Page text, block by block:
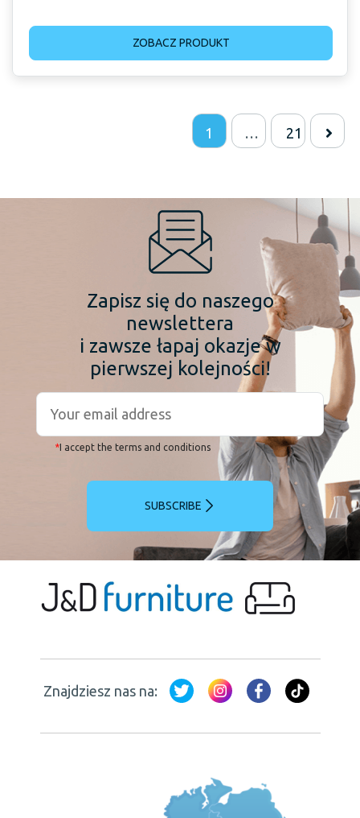
ZOBACZ PRODUKT
1 … 21
Zapisz się do naszego
newslettera
i zawsze łapaj okazje w
pierwszej kolejności!
*I accept the terms and conditions
SUBSCRIBE
Znajdziesz nas na: